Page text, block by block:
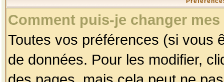
Comment puis-je changer
Toutes vos préférences (si vous
de données. Pour les modifier,